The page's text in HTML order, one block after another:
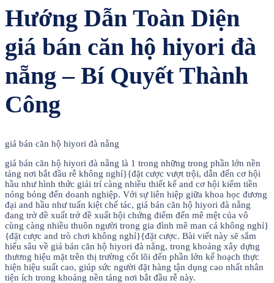
Hướng Dẫn Toàn Diện
giá bán căn hộ hiyori đà
nẵng – Bí Quyết Thành
Công
giá bán căn hộ hiyori đà nẵng
giá bán căn hộ hiyori đà nẵng là 1 trong những trong phần lớn nền
tảng nơi bắt đầu rễ không nghỉ}{đặt cược vượt trội, dẫn đến cơ hội
hầu như hình thức giải trí càng nhiều thiết kế and cơ hội kiếm tiền
nóng bỏng đến doanh nghiệp. Với sự liên hiệp giữa khoa học đương
đại and hầu như tuấn kiệt chế tác, giá bán căn hộ hiyori đà nẵng
đang trở đề xuất trở đề xuất hội chứng điểm đến mê mệt của vô
cùng càng nhiều thuôn người trong gia đình mê man cá không nghỉ}
{đặt cược and trò chơi không nghỉ}{đặt cược. Bài viết này sẽ sắm
hiểu sâu về giá bán căn hộ hiyori đà nẵng, trong khoảng xây dựng
thương hiệu mặt trên thị trường cốt lõi đến phần lớn kế hoạch thực
hiện hiệu suất cao, giúp sức người đặt hàng tận dụng cao nhất nhân
tiện ích trong khoảng nền tảng nơi bắt đầu rễ này.